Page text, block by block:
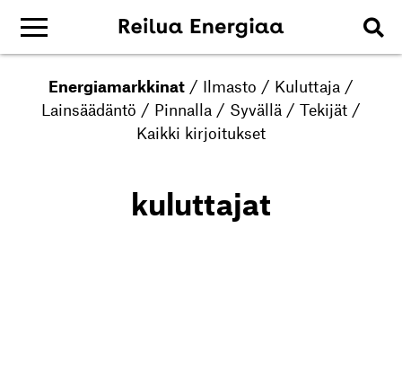
Energiamarkkinat / Ilmasto / Kuluttaja /
Lainsäädäntö / Pinnalla / Syvällä / Tekijät /
Kaikki kirjoitukset
kuluttajat